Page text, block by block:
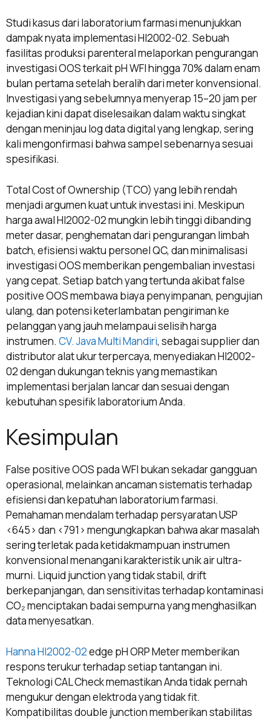
Studi kasus dari laboratorium farmasi menunjukkan
dampak nyata implementasi HI2002-02. Sebuah
fasilitas produksi parenteral melaporkan pengurangan
investigasi OOS terkait pH WFI hingga 70% dalam enam
bulan pertama setelah beralih dari meter konvensional.
Investigasi yang sebelumnya menyerap 15–20 jam per
kejadian kini dapat diselesaikan dalam waktu singkat
dengan meninjau log data digital yang lengkap, sering
kali mengonfirmasi bahwa sampel sebenarnya sesuai
spesifikasi.
Total Cost of Ownership (TCO) yang lebih rendah
menjadi argumen kuat untuk investasi ini. Meskipun
harga awal HI2002-02 mungkin lebih tinggi dibanding
meter dasar, penghematan dari pengurangan limbah
batch, efisiensi waktu personel QC, dan minimalisasi
investigasi OOS memberikan pengembalian investasi
yang cepat. Setiap batch yang tertunda akibat false
positive OOS membawa biaya penyimpanan, pengujian
ulang, dan potensi keterlambatan pengiriman ke
pelanggan yang jauh melampaui selisih harga
instrumen. CV. Java Multi Mandiri, sebagai supplier dan
distributor alat ukur terpercaya, menyediakan HI2002-
02 dengan dukungan teknis yang memastikan
implementasi berjalan lancar dan sesuai dengan
kebutuhan spesifik laboratorium Anda.
Kesimpulan
False positive OOS pada WFI bukan sekadar gangguan
operasional, melainkan ancaman sistematis terhadap
efisiensi dan kepatuhan laboratorium farmasi.
Pemahaman mendalam terhadap persyaratan USP
<645> dan <791> mengungkapkan bahwa akar masalah
sering terletak pada ketidakmampuan instrumen
konvensional menangani karakteristik unik air ultra-
murni. Liquid junction yang tidak stabil, drift
berkepanjangan, dan sensitivitas terhadap kontaminasi
CO₂ menciptakan badai sempurna yang menghasilkan
data menyesatkan.
Hanna HI2002-02edge pH ORP Meter memberikan
respons terukur terhadap setiap tantangan ini.
Teknologi CAL Check memastikan Anda tidak pernah
mengukur dengan elektroda yang tidak fit.
Kompatibilitas double junction memberikan stabilitas